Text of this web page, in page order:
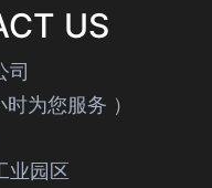
US
司
为您服务 ）
业园区